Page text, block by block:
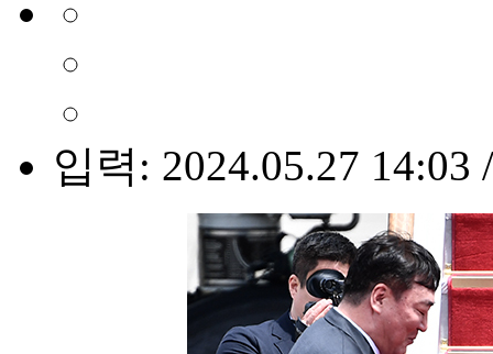
입력: 2024.05.27 14:03